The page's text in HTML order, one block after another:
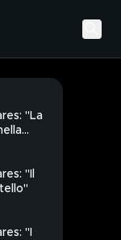
"La
"Il
"I